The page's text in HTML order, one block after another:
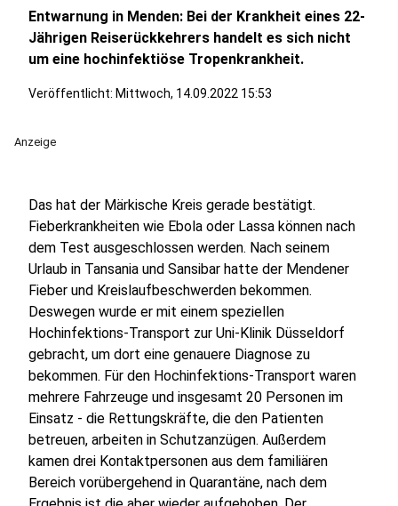
Entwarnung in Menden: Bei der Krankheit eines 22-
Jährigen Reiserückkehrers handelt es sich nicht
um eine hochinfektiöse Tropenkrankheit.
Veröffentlicht: Mittwoch, 14.09.2022 15:53
Anzeige
Das hat der Märkische Kreis gerade bestätigt.
Fieberkrankheiten wie Ebola oder Lassa können nach
dem Test ausgeschlossen werden. Nach seinem
Urlaub in Tansania und Sansibar hatte der Mendener
Fieber und Kreislaufbeschwerden bekommen.
Deswegen wurde er mit einem speziellen
Hochinfektions-Transport zur Uni-Klinik Düsseldorf
gebracht, um dort eine genauere Diagnose zu
bekommen. Für den Hochinfektions-Transport waren
mehrere Fahrzeuge und insgesamt 20 Personen im
Einsatz - die Rettungskräfte, die den Patienten
betreuen, arbeiten in Schutzanzügen. Außerdem
kamen drei Kontaktpersonen aus dem familiären
Bereich vorübergehend in Quarantäne, nach dem